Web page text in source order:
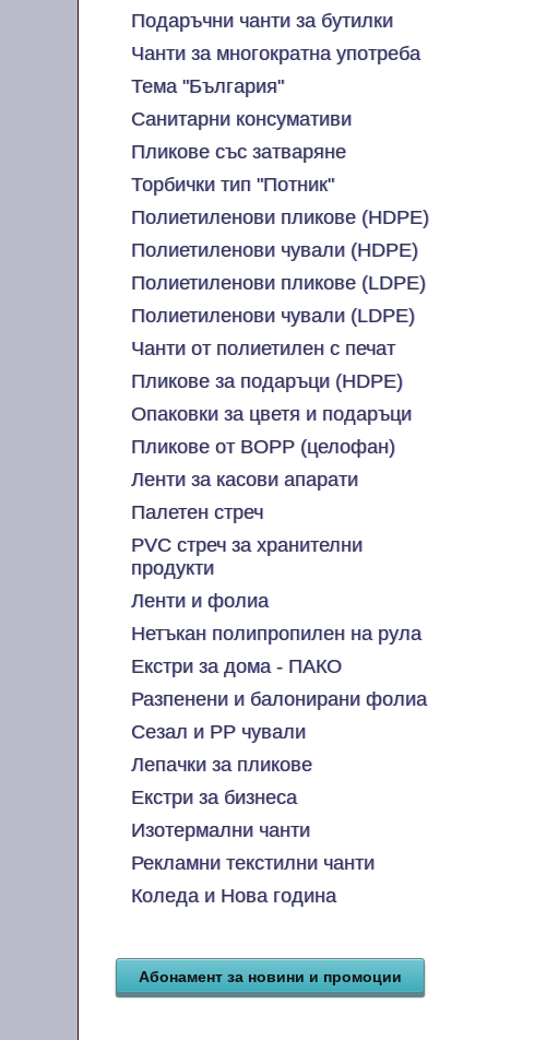
Подаръчни чанти за бутилки
Чанти за многократна употреба
Тема "България"
Санитарни консумативи
Пликове със затваряне
Торбички тип "Потник"
Полиетиленови пликове (HDPE)
Полиетиленови чували (HDPE)
Полиетиленови пликове (LDPE)
Полиетиленови чували (LDPE)
Чанти от полиетилен с печат
Пликове за подаръци (HDPE)
Опаковки за цветя и подаръци
Пликове от BOPP (целофан)
Ленти за касови апарати
Палетен стреч
PVC стреч за хранителни
продукти
Ленти и фолиа
Нетъкан полипропилен на рула
Екстри за дома - ПАКО
Разпенени и балонирани фолиа
Сезал и PP чували
Лепачки за пликове
Екстри за бизнеса
Изотермални чанти
Рекламни текстилни чанти
Коледа и Нова година